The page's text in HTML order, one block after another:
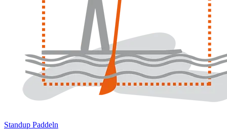
Standup Paddeln